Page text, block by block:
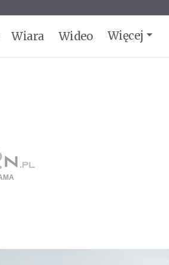
Wiara Wideo Więcej